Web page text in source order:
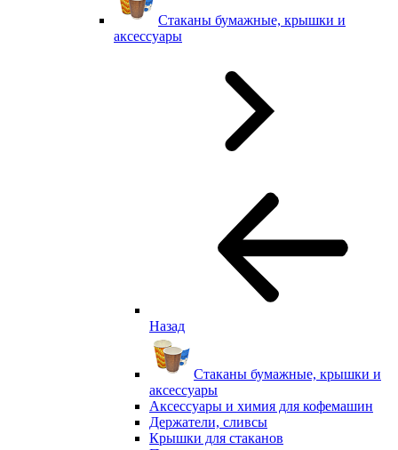
Стаканы бумажные, крышки и
аксессуары
Назад
Стаканы бумажные, крышки и
аксессуары
Аксессуары и химия для кофемашин
Держатели, сливсы
Крышки для стаканов